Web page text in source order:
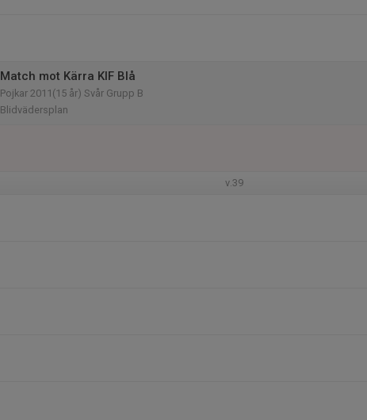
Match mot Kärra KIF Blå
Pojkar 2011(15 år) Svår Grupp B
Blidvädersplan
v.39